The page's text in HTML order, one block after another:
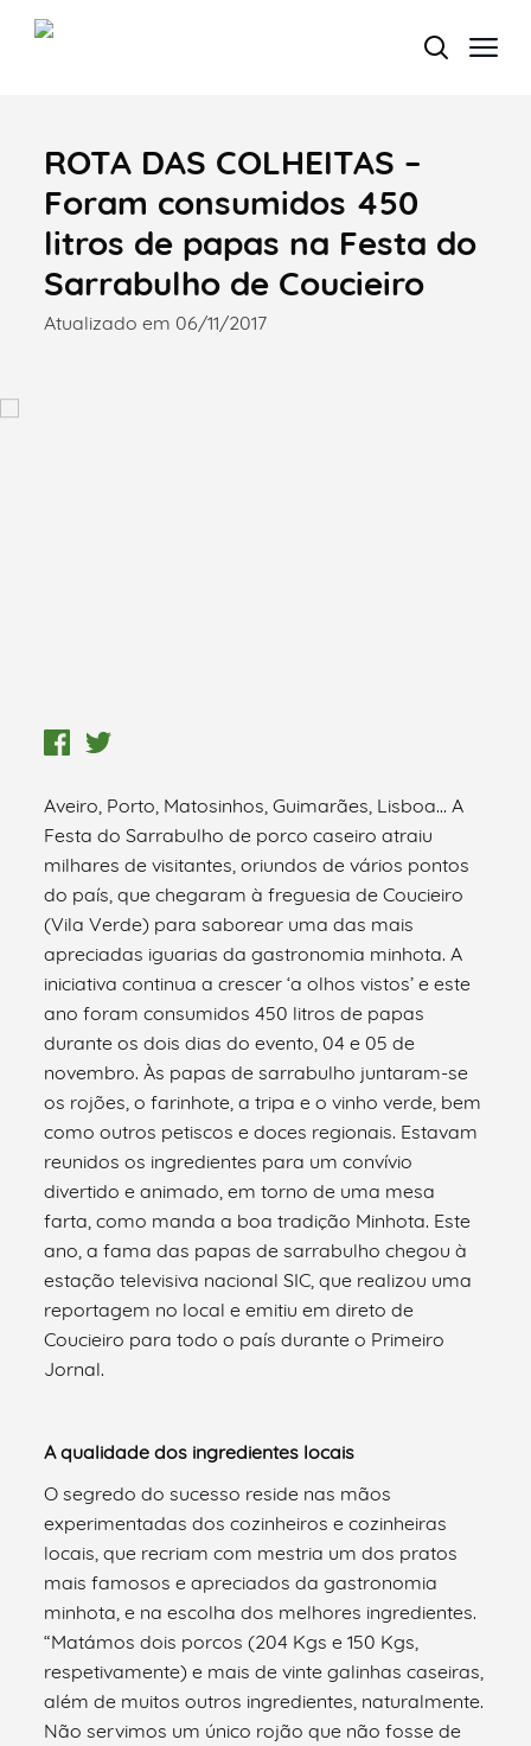
Termo de Pesquisa
Categorias gerais
ROTA DAS COLHEITAS –
Foram consumidos 450
litros de papas na Festa do
Sarrabulho de Coucieiro
Atualizado em 06/11/2017
Aveiro, Porto, Matosinhos, Guimarães, Lisboa… A
Festa do Sarrabulho de porco caseiro atraiu
milhares de visitantes, oriundos de vários pontos
do país, que chegaram à freguesia de Coucieiro
(Vila Verde) para saborear uma das mais
apreciadas iguarias da gastronomia minhota. A
iniciativa continua a crescer ‘a olhos vistos’ e este
ano foram consumidos 450 litros de papas
durante os dois dias do evento, 04 e 05 de
novembro. Às papas de sarrabulho juntaram-se
os rojões, o farinhote, a tripa e o vinho verde, bem
como outros petiscos e doces regionais. Estavam
reunidos os ingredientes para um convívio
divertido e animado, em torno de uma mesa
farta, como manda a boa tradição Minhota. Este
ano, a fama das papas de sarrabulho chegou à
estação televisiva nacional SIC, que realizou uma
reportagem no local e emitiu em direto de
Coucieiro para todo o país durante o Primeiro
Jornal.
A qualidade dos ingredientes locais
O segredo do sucesso reside nas mãos
experimentadas dos cozinheiros e cozinheiras
locais, que recriam com mestria um dos pratos
mais famosos e apreciados da gastronomia
minhota, e na escolha dos melhores ingredientes.
“Matámos dois porcos (204 Kgs e 150 Kgs,
respetivamente) e mais de vinte galinhas caseiras,
além de muitos outros ingredientes, naturalmente.
Não servimos um único rojão que não fosse de